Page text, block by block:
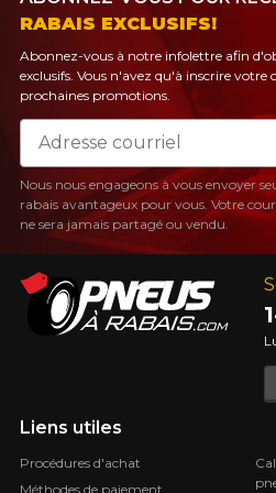
RABAIS10
CODE PROMORABAIS10
RABAIS10
Liens utiles
Procédures d'achat
Méthodes de paiement
RABAIS EXCLUSIFS!
Abonnez-vous à notre infolettre afin
exclusifs. Vous n'avez qu'à inscrire votre
prochaines promotions.
Courriel
Nous nous engageons à vous envoyer
rabais avantageux pour vous. Votre
ne sera jamais partagé ou vendu.